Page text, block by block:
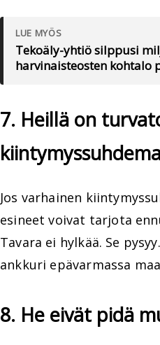
LUE MYÖS
Tekoäly-yhtiö silppusi
harvinaisteosten
7. Heillä on
Jos varhainen
esineet voivat tarjota
Tavara ei hylkää. Se
ankkuri epävarmassa
8. He eivät pidä